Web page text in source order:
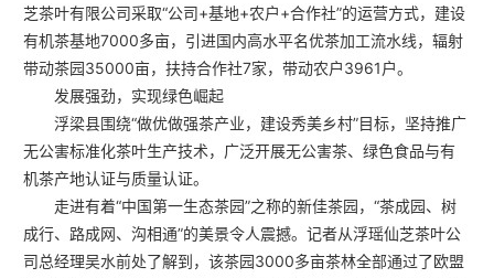
芝茶叶有限公司采取“公司+基地+农户+合作社”的运营方式，建设
有机茶基地7000多亩，引进国内高水平名优茶加工流水线，辐射
带动茶园35000亩，扶持合作社7家，带动农户3961户。
发展强劲，实现绿色崛起
浮梁县围绕“做优做强茶产业，建设秀美乡村”目标，坚持推广
无公害标准化茶叶生产技术，广泛开展无公害茶、绿色食品与有
机茶产地认证与质量认证。
走进有着“中国第一生态茶园”之称的新佳茶园，“茶成园、树
成行、路成网、沟相通”的美景令人震撼。记者从浮瑶仙芝茶叶公
司总经理吴水前处了解到，该茶园3000多亩茶林全部通过了欧盟